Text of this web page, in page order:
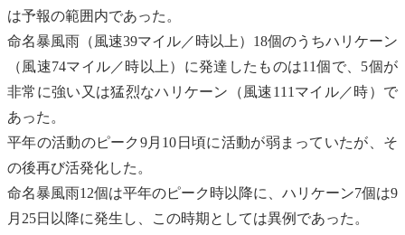
は予報の範囲内であった。
命名暴風雨（風速39マイル／時以上）18個のうちハリケーン
（風速74マイル／時以上）に発達したものは11個で、5個が
非常に強い又は猛烈なハリケーン（風速111マイル／時）で
あった。
平年の活動のピーク9月10日頃に活動が弱まっていたが、そ
の後再び活発化した。
命名暴風雨12個は平年のピーク時以降に、ハリケーン7個は9
月25日以降に発生し、この時期としては異例であった。